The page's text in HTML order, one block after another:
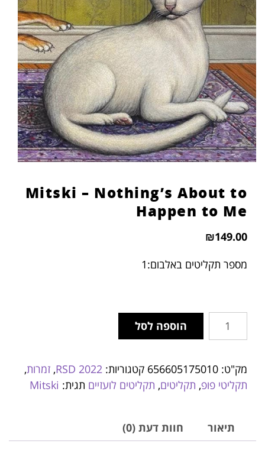
format_underlined הוסף קו תחתון לקישורים
font_download סמן קישורים
לאפס
את
כל
האפשרויות
cached
Mitski – Nothing’s About to
Happen to Me
₪149.00
מספר תקליטים באלבום:1
הוספה לסל
מק"ט: 656605175010 קטגוריות: RSD 2022
, זמרות,
תקליטי פופ, תקליטים, תקליטים לועזיים תגית: Mitski
תיאור חוות דעת (0)